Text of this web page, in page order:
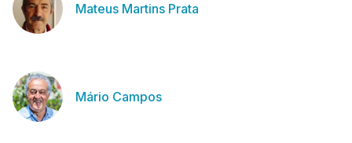
Mateus Martins Prata
Mário Campos